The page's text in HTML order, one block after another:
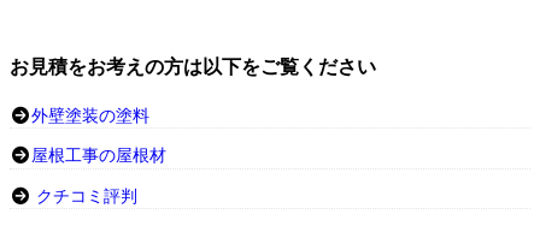
お見積をお考えの方は以下をご覧ください
外壁塗装の塗料
屋根工事の屋根材
クチコミ評判